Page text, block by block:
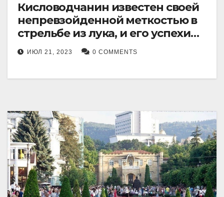
Кисловодчанин известен своей
непревзойденной меткостью в
стрельбе из лука, и его успехи
прославили его в
Ставропольском крае.
ИЮЛ 21, 2023 0 COMMENTS